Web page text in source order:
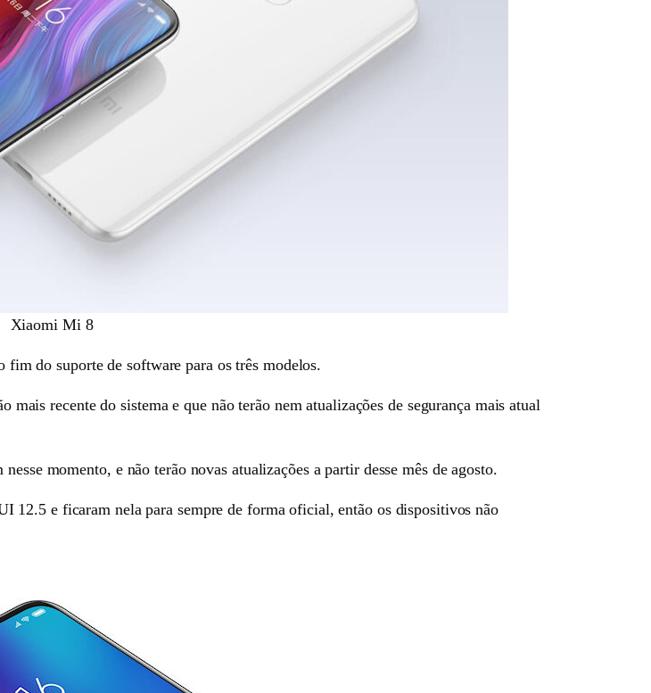
Xiaomi Mi 8
do suporte de software para os três modelos.
recente do sistema e que não terão nem atualizações de segurança mais atual
momento, e não terão novas atualizações a partir desse mês de agosto.
e ficaram nela para sempre de forma oficial, então os dispositivos não